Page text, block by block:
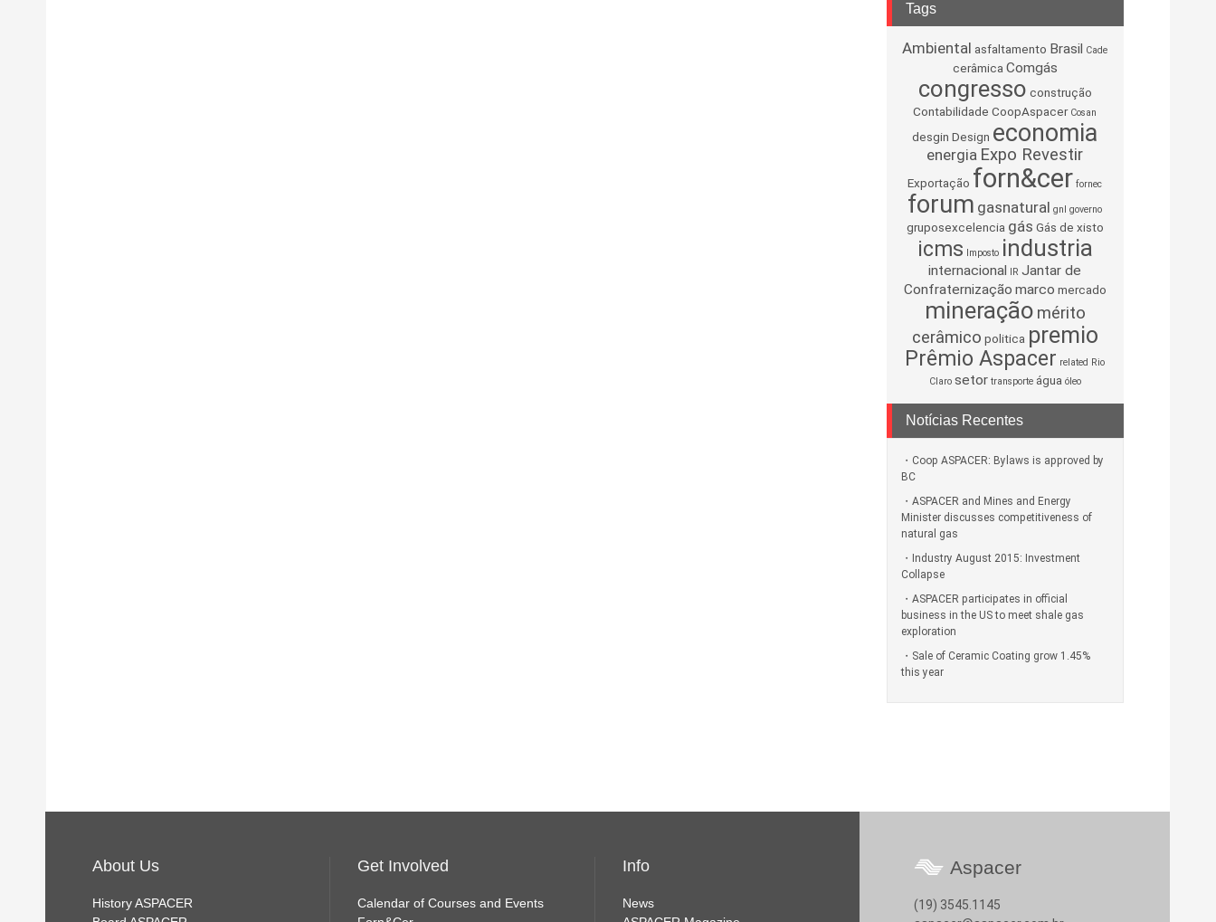
Tags
Ambiental asfaltamento Brasil Cade
cerâmica Comgás
congresso construção
Contabilidade CoopAspacer Cosan
desgin Design economia
energia Expo Revestir
Exportação forn&cer fornec
forum gasnatural gnl governo
gruposexcelencia gás Gás de xisto
icms Imposto industria
internacional IR Jantar de
Confraternização marco mercado
mineração mérito
cerâmico politica premio
Prêmio Aspacer related Rio
Claro setor transporte água óleo
Notícias Recentes
Coop ASPACER: Bylaws is approved by
BC
ASPACER and Mines and Energy
Minister discusses competitiveness of
natural gas
Industry August 2015: Investment
Collapse
ASPACER participates in official
business in the US to meet shale gas
exploration
Sale of Ceramic Coating grow 1.45%
this year
About Us
History ASPACER
Get Involved
Calendar of Courses and Events
Info
News
Aspacer
(19) 3545.1145